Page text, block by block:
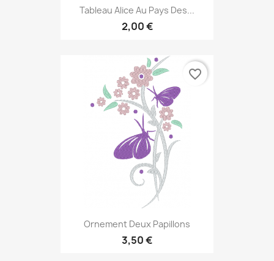
Tableau Alice Au Pays Des...
2,00 €
Ornement Deux Papillons
3,50 €
favorite_border